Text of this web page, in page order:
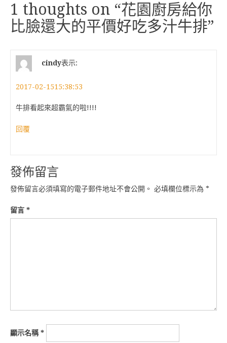
1 thoughts on “花園廚房給你
比臉還大的平價好吃多汁牛排”
cindy表示:
2017-02-1515:38:53
牛排看起來超霸氣的啦!!!!
回覆
發佈留言
發佈留言必須填寫的電子郵件地址不會公開。 必填欄位標示為 *
留言 *
顯示名稱*